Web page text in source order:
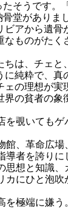
そうです。
堂がありま
アから遺
ものがた
は、チェと
純粋で、
の理想が
界の貧者の
覗いてもゲ
、革命広場
導者を誇り
思想と知識
カにひと泡
極端に嫌う